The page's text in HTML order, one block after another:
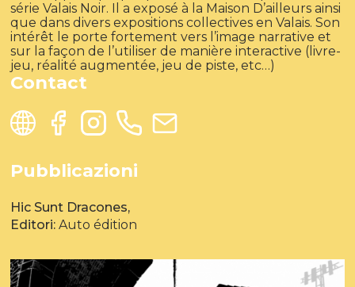
série Valais Noir. Il a exposé à la Maison D’ailleurs ainsi
que dans divers expositions collectives en Valais. Son
intérêt le porte fortement vers l’image narrative et
sur la façon de l’utiliser de manière interactive (livre-
jeu, réalité augmentée, jeu de piste, etc…)
Contact
Pubblicazioni
Hic Sunt Dracones,
Editori: Auto édition